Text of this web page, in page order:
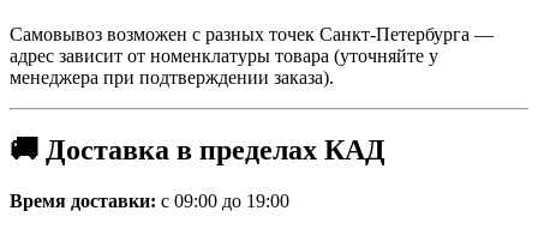
Самовывоз возможен с разных точек Санкт-Петербурга —
адрес зависит от номенклатуры товара (уточняйте у
менеджера при подтверждении заказа).
🚚 Доставка в пределах КАД
Время доставки: с 09:00 до 19:00